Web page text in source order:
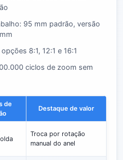
95 mm padrão, versão
8:1, 12:1 e 16:1
ciclos de zoom sem
de
Destaque de valor
Troca por rotação
manual do anel